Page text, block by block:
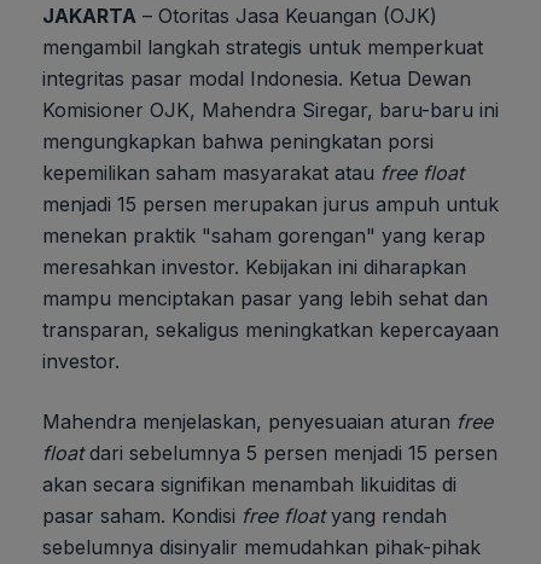
JAKARTA – Otoritas Jasa Keuangan (OJK)
mengambil langkah strategis untuk memperkuat
integritas pasar modal Indonesia. Ketua Dewan
Komisioner OJK, Mahendra Siregar, baru-baru ini
mengungkapkan bahwa peningkatan porsi
kepemilikan saham masyarakat atau free float
menjadi 15 persen merupakan jurus ampuh untuk
menekan praktik "saham gorengan" yang kerap
meresahkan investor. Kebijakan ini diharapkan
mampu menciptakan pasar yang lebih sehat dan
transparan, sekaligus meningkatkan kepercayaan
investor.
Mahendra menjelaskan, penyesuaian aturan free
floatdari sebelumnya 5 persen menjadi 15 persen
akan secara signifikan menambah likuiditas di
pasar saham. Kondisi free floatyang rendah
sebelumnya disinyalir memudahkan pihak-pihak